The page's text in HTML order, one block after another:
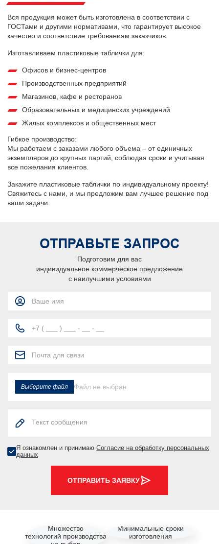
Вся продукция может быть изготовлена в соответствии с
ГОСТами и другими нормативами, что гарантирует высокое
качество и соответствие требованиям заказчиков.
Изготавливаем пластиковые таблички для:
Офисов и бизнес-центров
Производственных предприятий
Магазинов, кафе и ресторанов
Образовательных и медицинских учреждений
Жилых комплексов и общественных мест
Гибкое производство:
Мы работаем с заказами любого объема – от единичных
экземпляров до крупных партий, соблюдая сроки и учитывая
все пожелания клиентов.
Закажите пластиковые таблички по индивидуальному проекту!
Свяжитесь с нами, и мы предложим вам лучшее решение под
ваши задачи.
ОТПРАВЬТЕ ЗАПРОС
Подготовим для вас
индивидуальное коммерческое предложение
с наилучшими условиями
Выберите файл Файл не выбран
Я ознакомлен и принимаю Согласие на обработку персональных
данных
ОТПРАВИТЬ ЗАЯВКУ
Множество
технологий производства
Минимальные сроки
изготовления